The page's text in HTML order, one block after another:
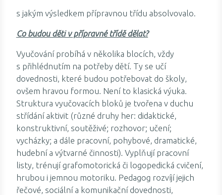
s jakým výsledkem přípravnou třídu absolvovalo.
Co budou děti v přípravné třídě dělat?
Vyučování probíhá v několika blocích, vždy
s přihlédnutím na potřeby dětí. Ty se učí
dovednosti, které budou potřebovat do školy,
ovšem hravou formou. Není to klasická výuka.
Struktura vyučovacích bloků je tvořena v duchu
střídání aktivit (různé druhy her: didaktické,
konstruktivní, soutěživé; rozhovor; učení;
vycházky; a dále pracovní, pohybové, dramatické,
hudební a výtvarné činnosti). Vyplňují pracovní
listy, trénují grafomotorická či logopedická cvičení,
hrubou i jemnou motoriku. Pedagog rozvíjí jejich
řečové, sociální a komunikační dovednosti,